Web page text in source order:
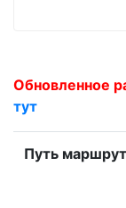
Обновленное
тут
Путь